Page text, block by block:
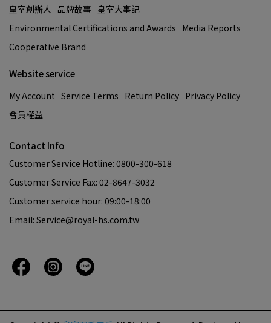
皇室創辦人 品牌故事 皇室大事記
Environmental Certifications and Awards Media Reports
Cooperative Brand
Website service
My Account Service Terms Return Policy Privacy Policy
會員權益
Contact Info
Customer Service Hotline: 0800-300-618
Customer Service Fax: 02-8647-3032
Customer service hour: 09:00-18:00
Email: Service@royal-hs.com.tw